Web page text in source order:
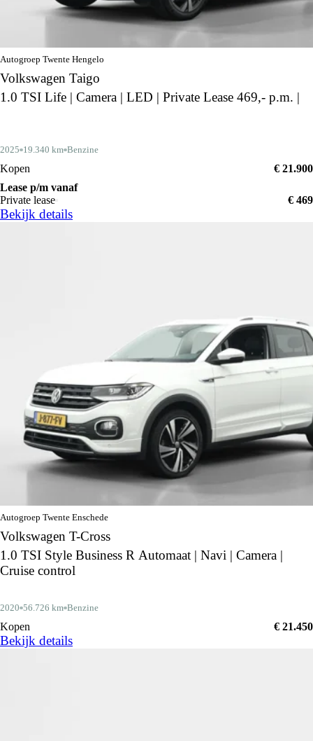
Autogroep Twente Hengelo
Volkswagen Taigo
1.0 TSI Life | Camera | LED | Private Lease 469,- p.m. |
2025 19.340 km Benzine
Kopen
€ 21.900
Lease p/m vanaf
Private lease
€ 469
Bekijk details
Autogroep Twente Enschede
Volkswagen T-Cross
1.0 TSI Style Business R Automaat | Navi | Camera |
Cruise control
2020 56.726 km Benzine
Kopen € 21.450
Bekijk details